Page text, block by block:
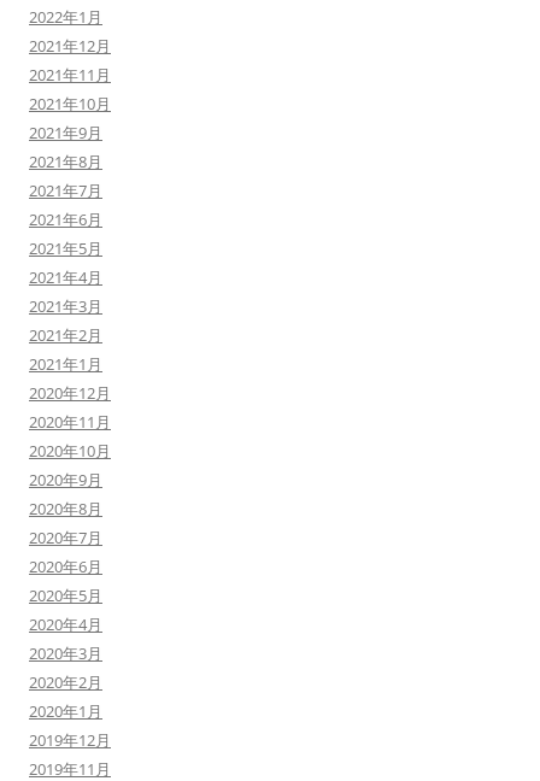
2022年1月
2021年12月
2021年11月
2021年10月
2021年9月
2021年8月
2021年7月
2021年6月
2021年5月
2021年4月
2021年3月
2021年2月
2021年1月
2020年12月
2020年11月
2020年10月
2020年9月
2020年8月
2020年7月
2020年6月
2020年5月
2020年4月
2020年3月
2020年2月
2020年1月
2019年12月
2019年11月